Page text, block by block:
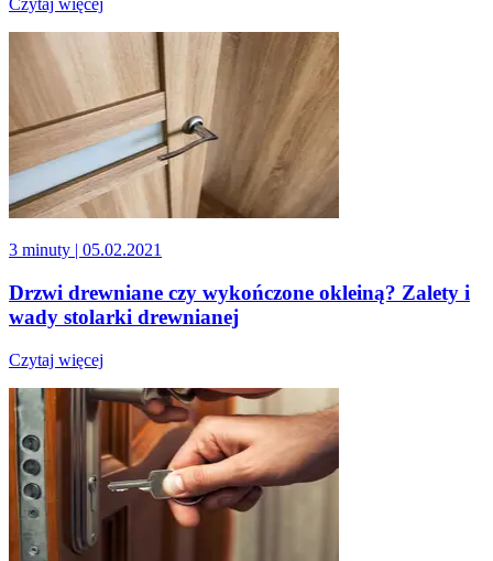
Czytaj więcej
3 minuty | 05.02.2021
Drzwi drewniane czy wykończone okleiną? Zalety i
wady stolarki drewnianej
Czytaj więcej